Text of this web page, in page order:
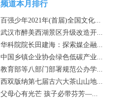
频道本月排行
百强少年2021年(首届)全国文化...
武汉市醉美西湖景区升级改造开...
华科院院长田建海：探索媒企融...
中国乡镇企业协会绿色低碳产业...
教育部等八部门部署规范公办学...
西双版纳第七届古六大茶山山地...
父母心有光芒 孩子必带芬芳—...